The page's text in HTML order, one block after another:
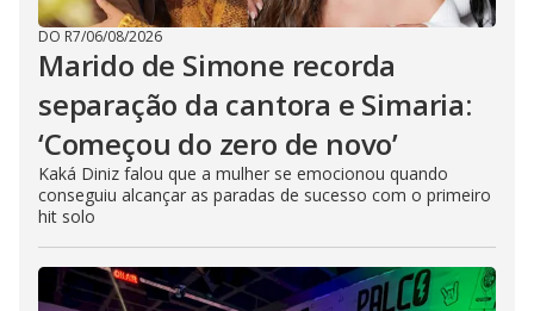
DO R7/06/08/2026
Marido de Simone recorda
separação da cantora e Simaria:
‘Começou do zero de novo’
Kaká Diniz falou que a mulher se emocionou quando
conseguiu alcançar as paradas de sucesso com o primeiro
hit solo